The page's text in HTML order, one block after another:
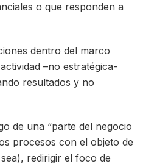
o que responden a
dentro del marco
–no estratégica-
resultados y no
de una “parte del negocio
procesos con el objeto de
redirigir el foco de